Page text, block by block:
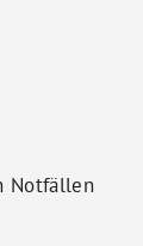
Notfällen